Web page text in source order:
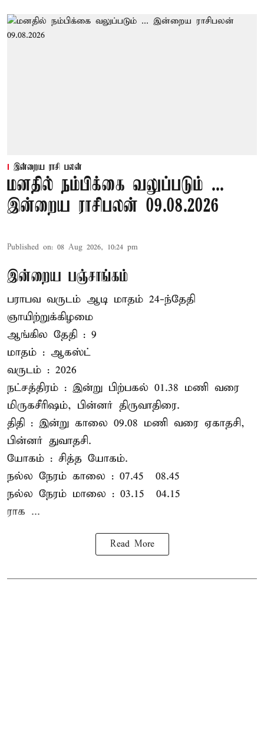
இன்றைய ராசி பலன்
மனதில் நம்பிக்கை வலுப்படும் ...
இன்றைய ராசிபலன் 09.08.2026
Published on: 08 Aug 2026, 10:24 pm
இன்றைய பஞ்சாங்கம்
பராபவ வருடம் ஆடி மாதம் 24-ந்தேதி
ஞாயிற்றுக்கிழமை
ஆங்கில தேதி : 9
மாதம் : ஆகஸ்ட்
வருடம் : 2026
நட்சத்திரம் : இன்று பிற்பகல் 01.38 மணி வரை
மிருகசீரிஷம், பின்னர் திருவாதிரை.
திதி : இன்று காலை 09.08 மணி வரை ஏகாதசி,
பின்னர் துவாதசி.
யோகம் : சித்த யோகம்.
நல்ல நேரம் காலை : 07.45 – 08.45
நல்ல நேரம் மாலை : 03.15 – 04.15
ராக ...
Read More